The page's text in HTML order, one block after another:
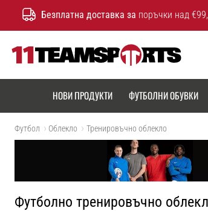
Безплатна доставка за поръчки над
НОВИ ПРОДУКТИ ФУТБОЛНИ ОБУВКИ
Футбол Облекло Тренировъчно облекло
Футболно тренировъчно